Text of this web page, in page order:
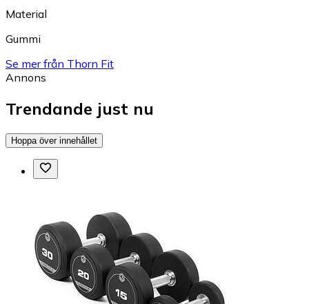
Material
Gummi
Se mer från Thorn Fit
Annons
Trendande just nu
Hoppa över innehållet